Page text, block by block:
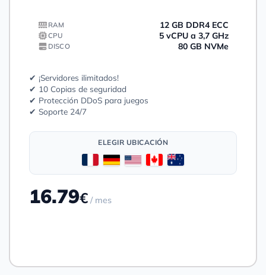
RAM 12 GB DDR4 ECC
CPU 5 vCPU a 3,7 GHz
DISCO 80 GB NVMe
✔ ¡Servidores ilimitados!
✔ 10 Copias de seguridad
✔ Protección DDoS para juegos
✔ Soporte 24/7
ELEGIR UBICACIÓN
16.79€ / mes